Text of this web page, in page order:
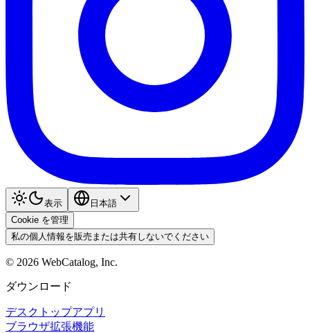
表示
日本語
Cookie を管理
私の個人情報を販売または共有しないでください
© 2026 WebCatalog, Inc.
ダウンロード
デスクトップアプリ
ブラウザ拡張機能